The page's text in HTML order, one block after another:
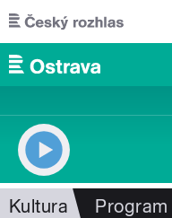
Přejít k hlavnímu obsahu
Kultura Program